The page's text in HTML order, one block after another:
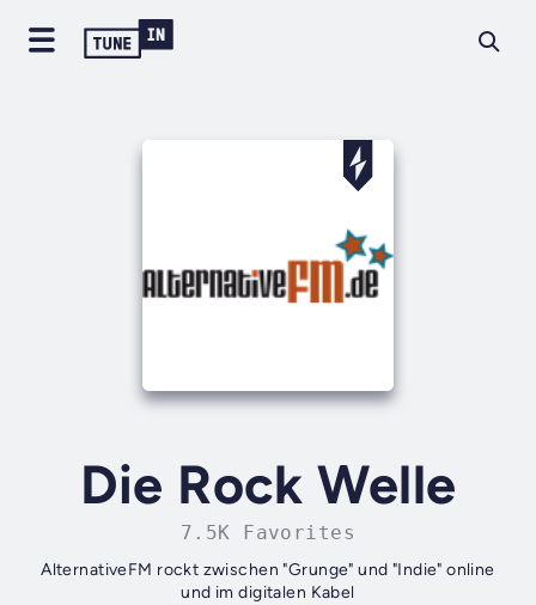
Die Rock Welle
7.5K Favorites
AlternativeFM rockt zwischen "Grunge" und "Indie" online
und im digitalen Kabel